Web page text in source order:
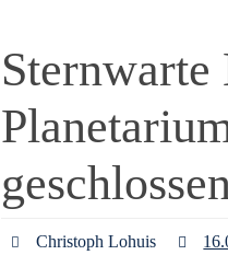
Sternwarte
Christoph Lohuis